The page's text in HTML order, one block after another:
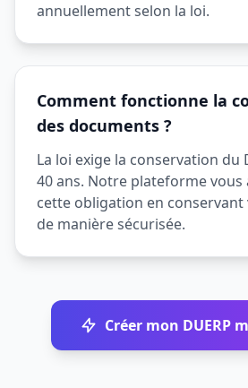
annuellement selon la loi.
Comment fonctionne la
des documents ?
La loi exige la conservation du
40 ans. Notre plateforme vous
cette obligation en conservant
de manière sécurisée.
Créer mon DUERP